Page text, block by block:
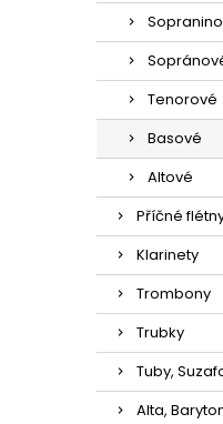
Tenorové
Basové
Altové
Příčné
Klarinety
Trombony
Trubky
Tuby,
Alta,